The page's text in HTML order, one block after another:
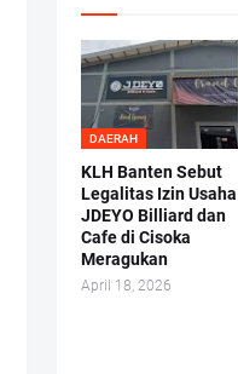
DAERAH
KLH Banten Sebut
Legalitas Izin Usaha
JDEYO Billiard dan
Cafe di Cisoka
Meragukan
April 18, 2026